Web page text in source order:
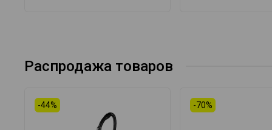
Распродажа товаров
-44% -70%